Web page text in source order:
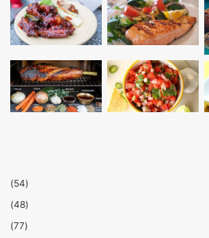
(54)
(48)
(77)